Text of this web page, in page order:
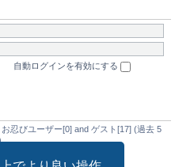
自動ログインを有効にする
忍びユーザー[0] and ゲスト[17] (過去 5